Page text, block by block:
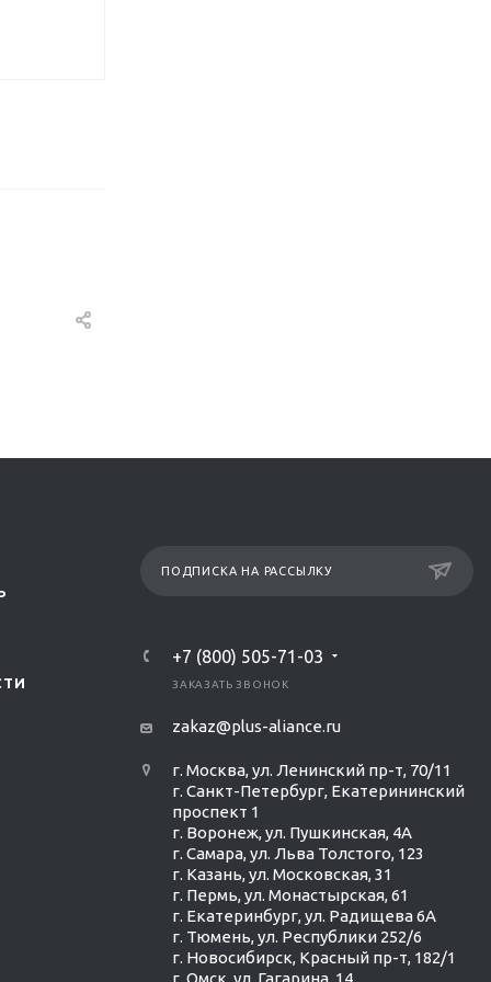
ПОДПИСКА НА РАССЫЛКУ
+7 (800) 505-71-03
ЗАКАЗАТЬ ЗВОНОК
zakaz@plus-aliance.ru
г. Москва, ул. Ленинский пр-т, 70/11
г. Санкт-Петербург, Екатерининский
проспект 1
г. Воронеж, ул. Пушкинская, 4А
г. Самара, ул. Льва Толстого, 123
г. Казань, ул. Московская, 31
г. Пермь, ул. Монастырская, 61
г. Екатеринбург, ул. Радищева 6А
г. Тюмень, ул. Республики 252/6
г. Новосибирск, Красный пр-т, 182/1